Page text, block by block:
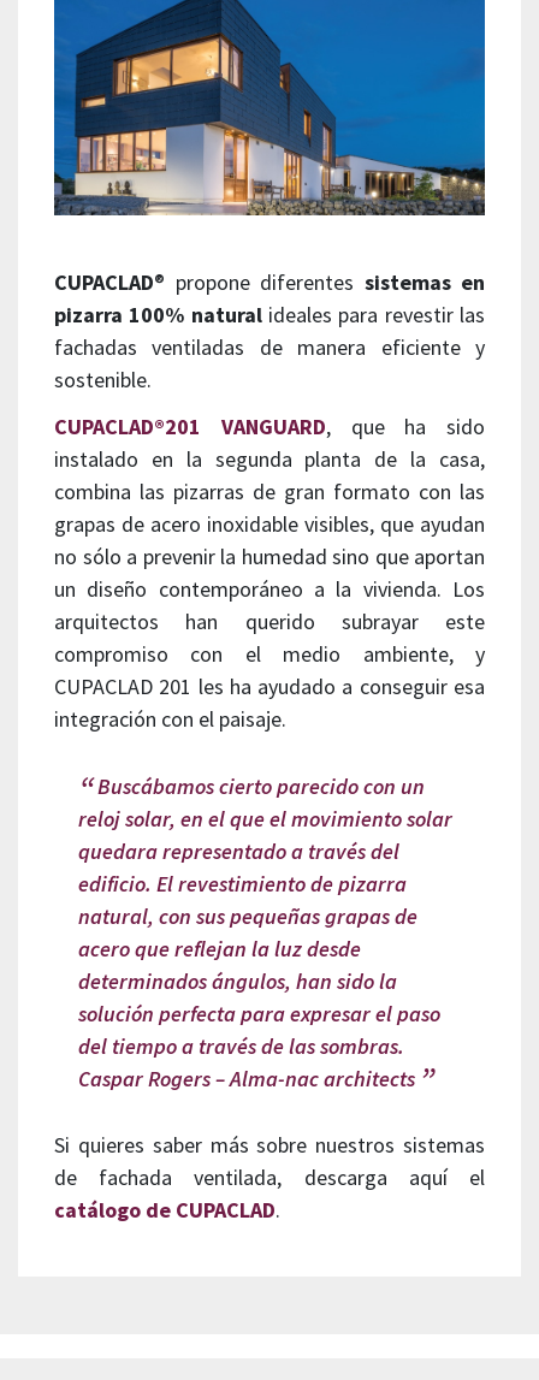
CUPACLAD® propone diferentes sistemas en
pizarra 100% natural ideales para revestir las
fachadas ventiladas de manera eficiente y
sostenible.
CUPACLAD®201 VANGUARD, que ha sido
instalado en la segunda planta de la casa,
combina las pizarras de gran formato con las
grapas de acero inoxidable visibles, que ayudan
no sólo a prevenir la humedad sino que aportan
un diseño contemporáneo a la vivienda. Los
arquitectos han querido subrayar este
compromiso con el medio ambiente, y
CUPACLAD 201 les ha ayudado a conseguir esa
integración con el paisaje.
Buscábamos cierto parecido con un
reloj solar, en el que el movimiento solar
quedara representado a través del
edificio. El revestimiento de pizarra
natural, con sus pequeñas grapas de
acero que reflejan la luz desde
determinados ángulos, han sido la
solución perfecta para expresar el paso
del tiempo a través de las sombras.
Caspar Rogers – Alma-nac architects
Si quieres saber más sobre nuestros sistemas
de fachada ventilada, descarga aquí el
catálogo de CUPACLAD.